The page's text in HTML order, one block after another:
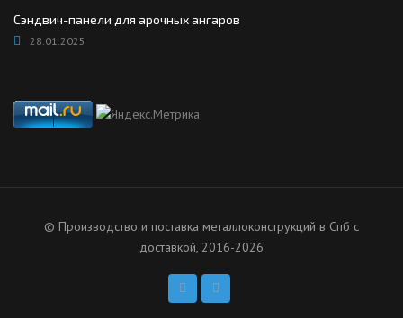
Сэндвич-панели для арочных ангаров
28.01.2025
© Производство и поставка металлоконструкций в Спб с
доставкой, 2016-2026